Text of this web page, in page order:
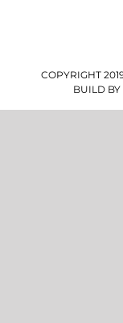
COPYRIGHT
BUILD BY